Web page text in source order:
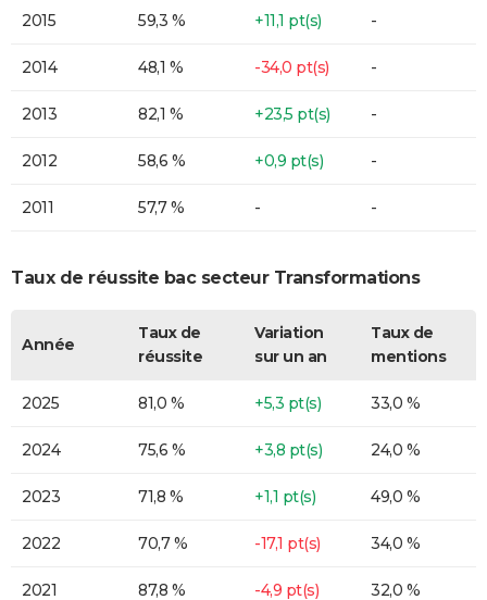
2015 59,3 % +11,1 pt(s) -
2014 48,1 % -34,0 pt(s) -
2013 82,1 % +23,5 pt(s) -
2012 58,6 % +0,9 pt(s) -
2011 57,7 % - -
Taux de réussite bac secteur Transformations
Année
Taux de
réussite
Variation
sur un an
Taux de
mentions
2025 81,0 % +5,3 pt(s) 33,0 %
2024 75,6 % +3,8 pt(s) 24,0 %
2023 71,8 % +1,1 pt(s) 49,0 %
2022 70,7 % -17,1 pt(s) 34,0 %
2021 87,8 % -4,9 pt(s) 32,0 %